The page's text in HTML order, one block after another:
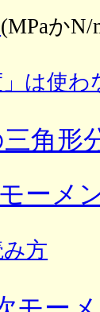
(MPaかN/
は使わ
角形
ーメ
方